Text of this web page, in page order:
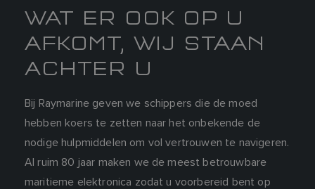
WAT ER OOK OP U
AFKOMT, WIJ STAAN
ACHTER U
Bij Raymarine geven we schippers die de moed
hebben koers te zetten naar het onbekende de
nodige hulpmiddelen om vol vertrouwen te navigeren.
Al ruim 80 jaar maken we de meest betrouwbare
maritieme elektronica zodat u voorbereid bent op